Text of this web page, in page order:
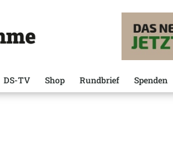
DS-TV Shop Rundbrief Spenden